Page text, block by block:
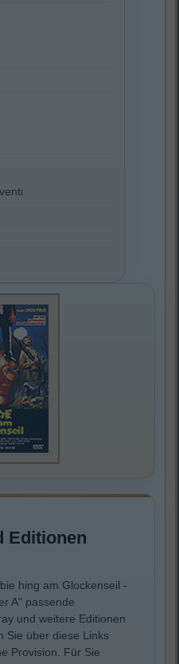
Editionen
hing am Glockenseil -
A" passende
und weitere Editionen
Sie über diese Links
Provision. Für Sie